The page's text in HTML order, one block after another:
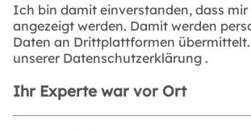
Ich bin damit einverstanden, dass
angezeigt werden. Damit werden
Daten an Drittplattformen
unserer Datenschutzerklärung .
Ihr Experte war vor Ort